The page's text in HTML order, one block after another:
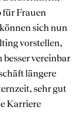
für Frauen
sich nun
vorstellen,
vereinbar
längere
sehr gut
Karriere